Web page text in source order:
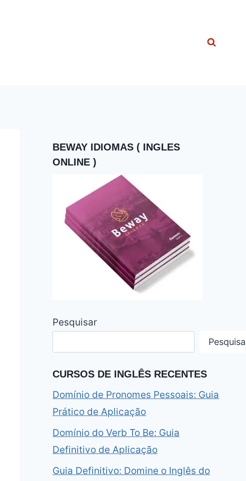
BEWAY IDIOMAS ( INGLES
ONLINE )
Pesquisar
CURSOS DE INGLÊS RECENTES
Domínio de Pronomes Pessoais: Guia
Prático de Aplicação
Domínio do Verb To Be: Guia
Definitivo de Aplicação
Guia Definitivo: Domine o Inglês do